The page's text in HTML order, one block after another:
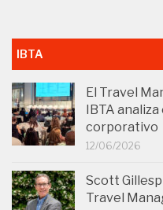
IBTA
El Travel
IBTA
corporativo
12/06/2026
Scott
Travel